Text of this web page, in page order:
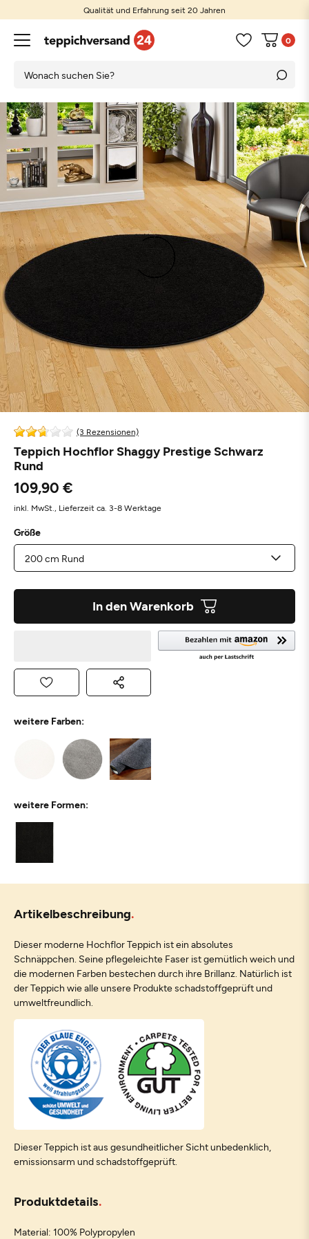
Qualität und Erfahrung seit 20 Jahren
0
(3 Rezensionen)
Teppich Hochflor Shaggy Prestige Schwarz
Rund
109,90 €
inkl. MwSt., Lieferzeit ca. 3-8 Werktage
Größe
In den Warenkorb
weitere Farben:
weitere Formen:
Artikelbeschreibung
Dieser moderne Hochflor Teppich ist ein absolutes
Schnäppchen. Seine pflegeleichte Faser ist gemütlich weich und
die modernen Farben bestechen durch ihre Brillanz. Natürlich ist
der Teppich wie alle unsere Produkte schadstoffgeprüft und
umweltfreundlich.
Dieser Teppich ist aus gesundheitlicher Sicht unbedenklich,
emissionsarm und schadstoffgeprüft.
Produktdetails
Material: 100% Polypropylen